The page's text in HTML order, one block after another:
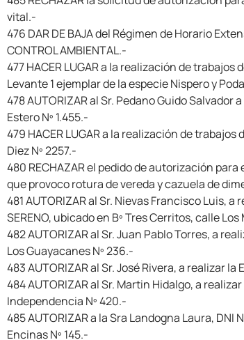
vital.-
476 DAR DE BAJA del Régimen de Horario
CONTROL AMBIENTAL.-
477 HACER LUGAR a la realización de
Levante 1 ejemplar de la especie Nispero y
478 AUTORIZAR al Sr. Pedano Guido
Estero Nº 1.455.-
479 HACER LUGAR a la realización de
Diez Nº 2257.-
480 RECHAZAR el pedido de autorización
que provoco rotura de vereda y cazuela de
481 AUTORIZAR al Sr. Nievas Francisco Luis, a
SERENO, ubicado en Bº Tres Cerritos, calle Los
482 AUTORIZAR al Sr. Juan Pablo Torres, a
Los Guayacanes Nº 236.-
483 AUTORIZAR al Sr. José Rivera, a realizar
484 AUTORIZAR al Sr. Martin Hidalgo, a
Independencia Nº 420.-
485 AUTORIZAR a la Sra Landogna Laura,
Encinas Nº 145.-